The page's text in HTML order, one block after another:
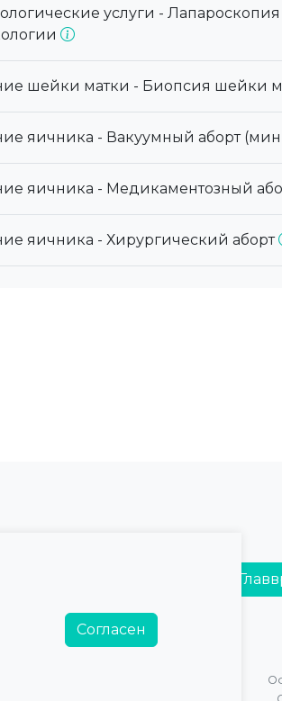
услуги -
шейки матки - Биопсия шейки
яичника - Вакуумный аборт
яичника - Медикаментозный
яичника - Хирургический аборт
информация
Согласен